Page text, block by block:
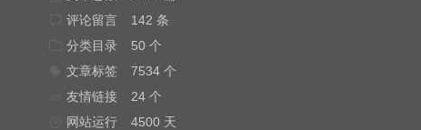
评论留言
142 条
分类目录
50 个
文章标签
7534 个
友情链接
24 个
网站运行
4500 天